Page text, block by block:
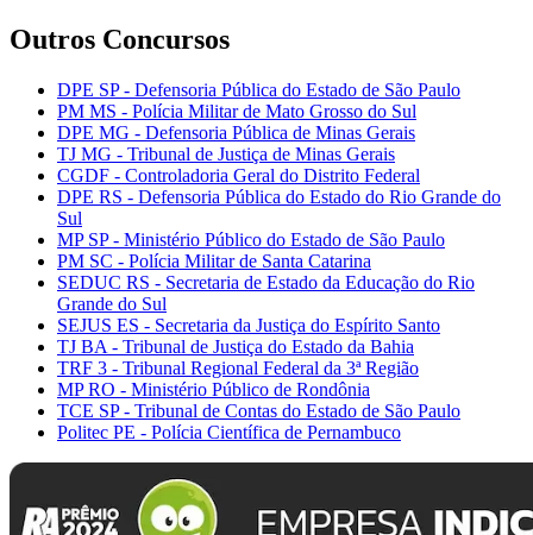
Outros Concursos
DPE SP - Defensoria Pública do Estado de São Paulo
PM MS - Polícia Militar de Mato Grosso do Sul
DPE MG - Defensoria Pública de Minas Gerais
TJ MG - Tribunal de Justiça de Minas Gerais
CGDF - Controladoria Geral do Distrito Federal
DPE RS - Defensoria Pública do Estado do Rio Grande do
Sul
MP SP - Ministério Público do Estado de São Paulo
PM SC - Polícia Militar de Santa Catarina
SEDUC RS - Secretaria de Estado da Educação do Rio
Grande do Sul
SEJUS ES - Secretaria da Justiça do Espírito Santo
TJ BA - Tribunal de Justiça do Estado da Bahia
TRF 3 - Tribunal Regional Federal da 3ª Região
MP RO - Ministério Público de Rondônia
TCE SP - Tribunal de Contas do Estado de São Paulo
Politec PE - Polícia Científica de Pernambuco